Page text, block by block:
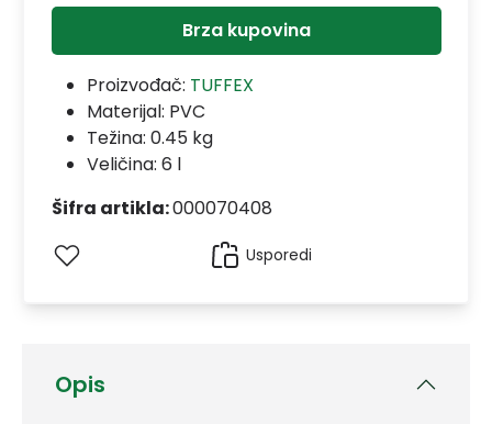
Opis
Brza kupovina
Proizvođač: TUFFEX
Materijal: PVC
Težina: 0.45 kg
Veličina: 6 l
Šifra artikla:000070408
Usporedi